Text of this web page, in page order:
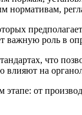
нормативам,
важную роль в
что
на
от